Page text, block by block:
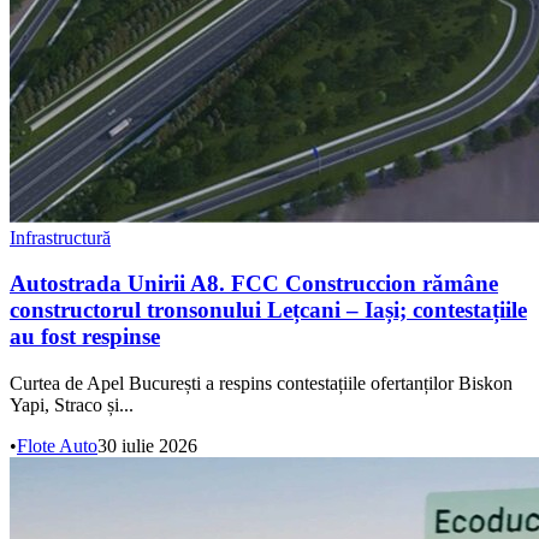
Infrastructură
Autostrada Unirii A8. FCC Construccion rămâne
constructorul tronsonului Lețcani – Iași; contestațiile
au fost respinse
Curtea de Apel București a respins contestațiile ofertanților Biskon
Yapi, Straco și...
•Flote Auto30 iulie 2026